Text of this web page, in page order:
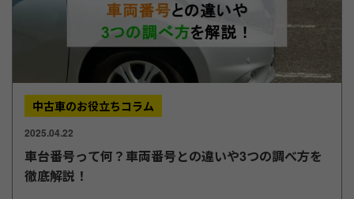
中古車のお役立ちコラム
2025.04.22
車台番号って何？車両番号との違いや3つの調べ方を
徹底解説！